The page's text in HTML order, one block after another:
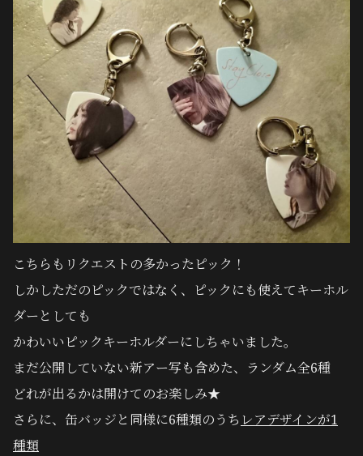
こちらもリクエストの多かったピック！
しかしただのピックではなく、ピックにも使えてキーホル
ダーとしても
かわいいピックキーホルダーにしちゃいました。
まだ公開していない新アー写も含めた、ランダム全6種
どれが出るかは開けてのお楽しみ★
さらに、缶バッジと同様に6種類のうち レアデザインが1
種類